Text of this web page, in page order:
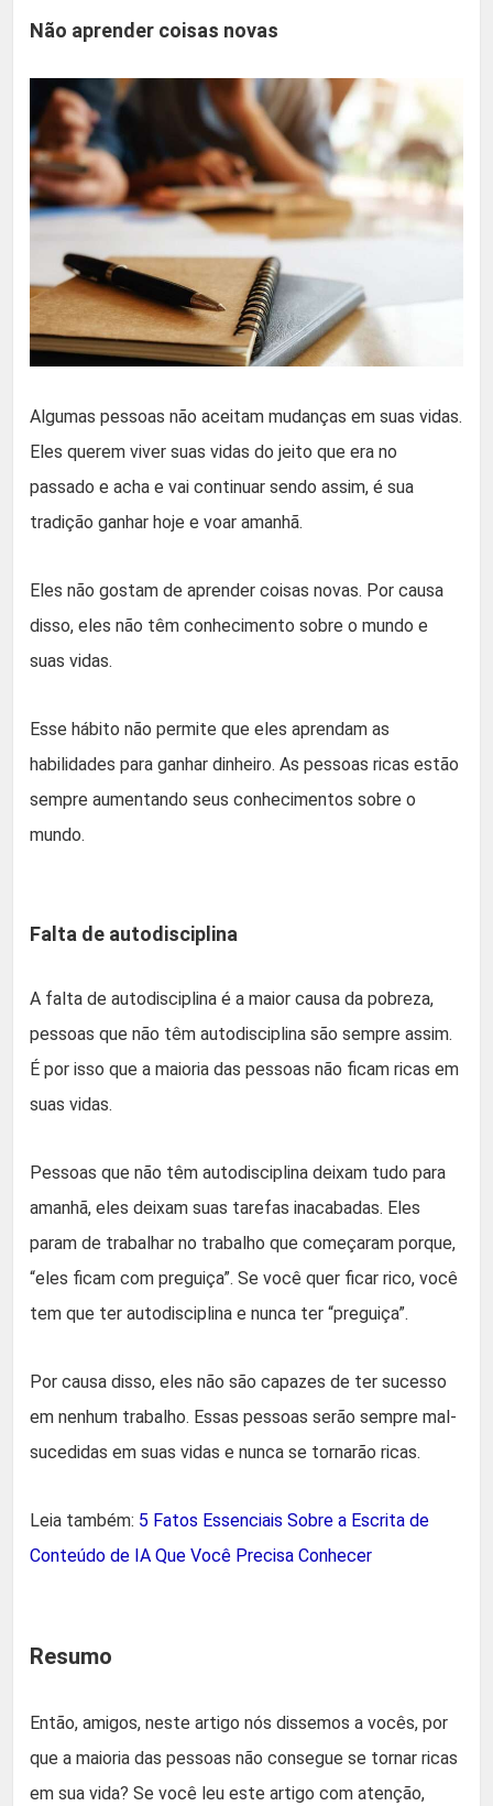
Não aprender coisas novas
Algumas pessoas não aceitam mudanças em suas vidas.
Eles querem viver suas vidas do jeito que era no
passado e acha e vai continuar sendo assim, é sua
tradição ganhar hoje e voar amanhã.
Eles não gostam de aprender coisas novas. Por causa
disso, eles não têm conhecimento sobre o mundo e
suas vidas.
Esse hábito não permite que eles aprendam as
habilidades para ganhar dinheiro. As pessoas ricas estão
sempre aumentando seus conhecimentos sobre o
mundo.
Falta de autodisciplina
A falta de autodisciplina é a maior causa da pobreza,
pessoas que não têm autodisciplina são sempre assim.
É por isso que a maioria das pessoas não ficam ricas em
suas vidas.
Pessoas que não têm autodisciplina deixam tudo para
amanhã, eles deixam suas tarefas inacabadas. Eles
param de trabalhar no trabalho que começaram porque,
“eles ficam com preguiça”. Se você quer ficar rico, você
tem que ter autodisciplina e nunca ter “preguiça”.
Por causa disso, eles não são capazes de ter sucesso
em nenhum trabalho. Essas pessoas serão sempre mal-
sucedidas em suas vidas e nunca se tornarão ricas.
Leia também: 5 Fatos Essenciais Sobre a Escrita de
Conteúdo de IA Que Você Precisa Conhecer
Resumo
Então, amigos, neste artigo nós dissemos a vocês, por
que a maioria das pessoas não consegue se tornar ricas
em sua vida? Se você leu este artigo com atenção,